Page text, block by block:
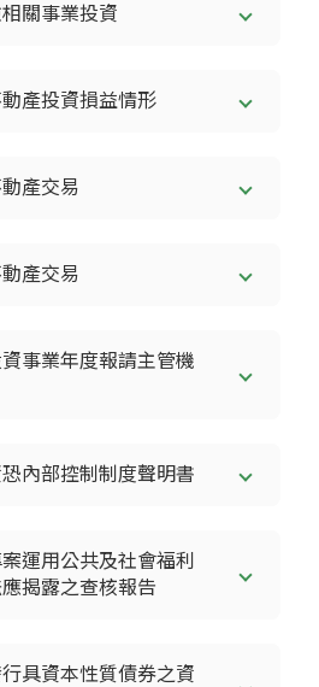
關事業投資
產投資損益情形
產交易
產交易
事業年度報請主管機
內部控制制度聲明書
運用公共及社會福利
揭露之查核報告
具資本性質債券之資